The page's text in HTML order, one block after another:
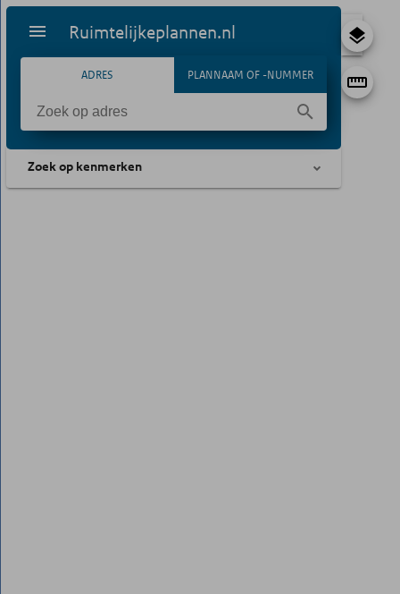
Ruimtelijkeplannen.nl
ADRES PLANNAAM OF -NUMMER
Zoek op kenmerken